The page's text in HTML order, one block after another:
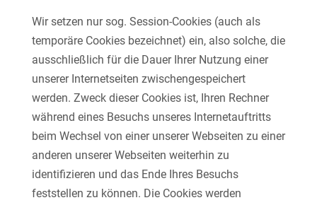
Wir setzen nur sog. Session-Cookies (auch als
temporäre Cookies bezeichnet) ein, also solche, die
ausschließlich für die Dauer Ihrer Nutzung einer
unserer Internetseiten zwischengespeichert
werden. Zweck dieser Cookies ist, Ihren Rechner
während eines Besuchs unseres Internetauftritts
beim Wechsel von einer unserer Webseiten zu einer
anderen unserer Webseiten weiterhin zu
identifizieren und das Ende Ihres Besuchs
feststellen zu können. Die Cookies werden